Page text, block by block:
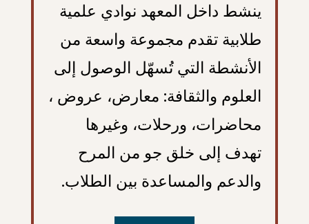
ينشط داخل المعهد نوادي علمية
طلابية تقدم مجموعة واسعة من
الأنشطة التي تُسهّل الوصول إلى
العلوم والثقافة: معارض، عروض ،
محاضرات، ورحلات، وغيرها
تهدف إلى خلق جو من المرح
والدعم والمساعدة بين الطلاب.